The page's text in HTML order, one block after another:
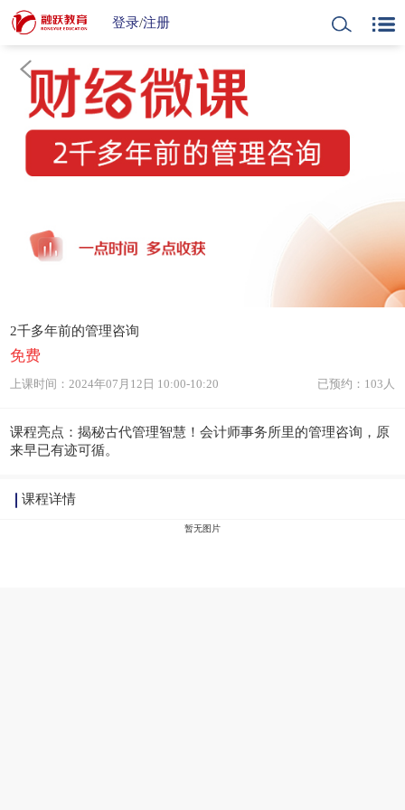
登录/注册
2千多年前的管理咨询
免费
上课时间：2024年07月12日 10:00-10:20 已预约：103人
课程亮点：揭秘古代管理智慧！会计师事务所里的管理咨询，原
来早已有迹可循。
课程详情
暂无图片